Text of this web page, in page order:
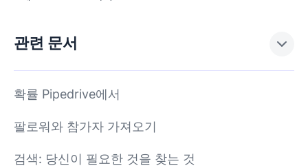
관련 문서
확률 Pipedrive에서
팔로워와 참가자 가져오기
검색: 당신이 필요한 것을 찾는 것